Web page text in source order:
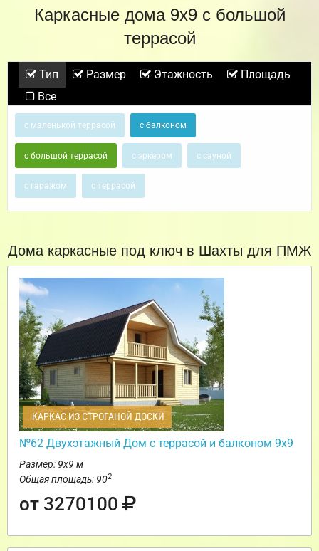
Каркасные дома 9х9 с большой
террасой
Тип Размер Этажность
Площадь
Все
с маленькой террасой с балконом
с большой террасой с эркером с сауной
с гаражом с террасой
Дома каркасные под ключ в Шахты для ПМЖ
КАРКАС ИЗ СТРОГАНОЙ ДОСКИ
№62 Двухэтажный Дом с террасой и балконом 9х9
Размер: 9х9 м
Общая площадь: 902
от 3270100